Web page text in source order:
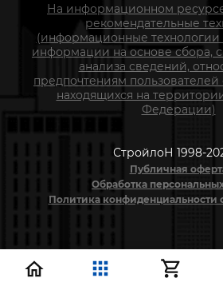
На информационном
рекомендательные
(информационные технологии
информации на основе сбора,
анализа сведений,
предпочтениям пользователей
находящихся на
Федерации)
СтройлоН 1998-
Публичная
Обработка
Политика конфиденциальности